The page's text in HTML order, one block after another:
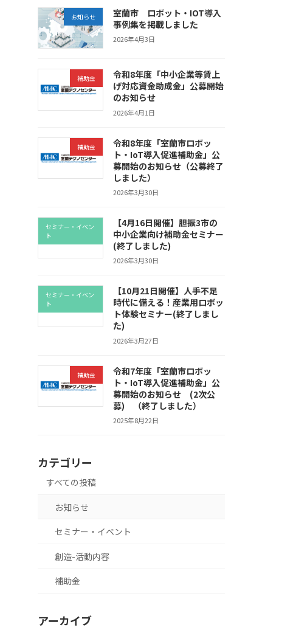
お知らせ
室蘭市 ロボット・IOT導入
事例集を掲載しました
2026年4月3日
補助金
令和8年度「中小企業等賃上
げ対応資金助成金」公募開始
のお知らせ
2026年4月1日
補助金
令和8年度「室蘭市ロボッ
ト・IoT導入促進補助金」公
募開始のお知らせ（公募終了
しました）
2026年3月30日
セミナー・イベン
ト
【4月16日開催】胆振3市の
中小企業向け補助金セミナー
(終了しました)
2026年3月30日
セミナー・イベン
ト
【10月21日開催】人手不足
時代に備える！産業用ロボッ
ト体験セミナー(終了しまし
た)
2026年3月27日
補助金
令和7年度「室蘭市ロボッ
ト・IoT導入促進補助金」公
募開始のお知らせ (2次公
募) （終了しました）
2025年8月22日
カテゴリー
すべての投稿
お知らせ
セミナー・イベント
創造-活動内容
補助金
アーカイブ